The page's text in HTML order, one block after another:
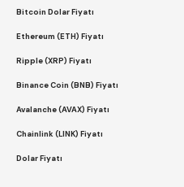
Bitcoin Dolar Fiyatı
Ethereum (ETH) Fiyatı
Ripple (XRP) Fiyatı
Binance Coin (BNB) Fiyatı
Avalanche (AVAX) Fiyatı
Chainlink (LINK) Fiyatı
Dolar Fiyatı